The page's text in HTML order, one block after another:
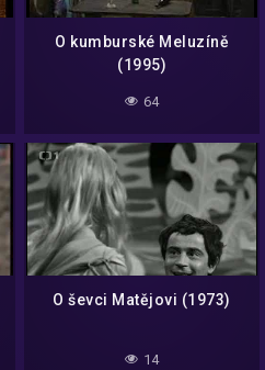
O kumburské Meluzíně
(1995)
64
O ševci Matějovi (1973)
14